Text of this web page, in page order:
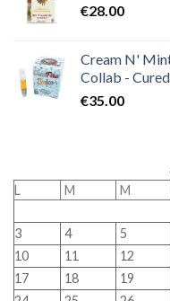
€28.00
Cream N'
Collab -
€35.00
L M M
3
4 5
10
11 12
17
18 19